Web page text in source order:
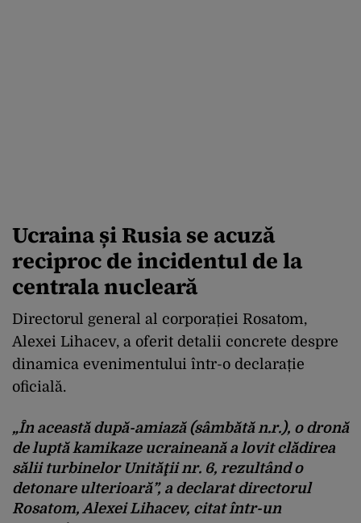
Ucraina și Rusia se acuză
reciproc de incidentul de la
centrala nucleară
Directorul general al corporației Rosatom,
Alexei Lihacev, a oferit detalii concrete despre
dinamica evenimentului într-o declarație
oficială.
„În această după-amiază (sâmbătă n.r.), o dronă
de luptă kamikaze ucraineană a lovit clădirea
sălii turbinelor Unităţii nr. 6, rezultând o
detonare ulterioară”, a declarat directorul
Rosatom, Alexei Lihacev, citat într-un